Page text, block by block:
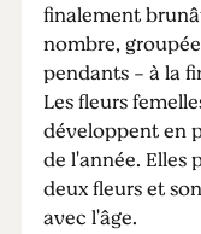
finalement
nombre,
pendants - à la
Les fleurs
développent en
de l'année. Elles
deux fleurs et
avec l'âge.